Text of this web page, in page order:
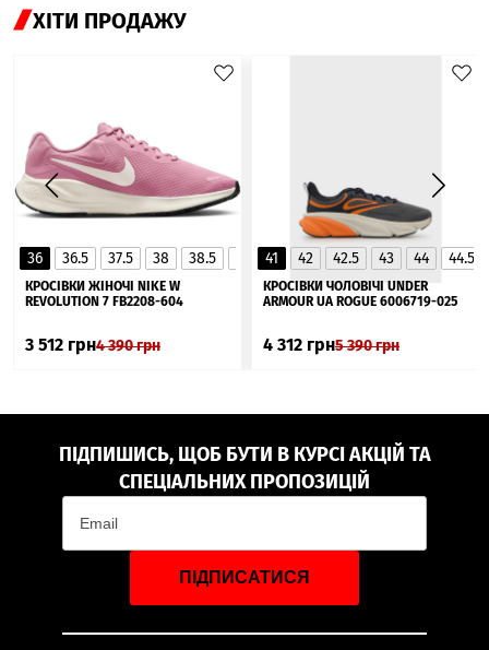
ХІТИ ПРОДАЖУ
36 36.5 37.5 38 38.5 40 40.5
41
▲
КРОСІВКИ ЖІНОЧІ NIKE W
REVOLUTION 7 FB2208-604
3 512 грн4 390грн
41 42 42.5 43 44 44.5
КРОСІВКИ ЧОЛОВІЧІ UNDER
ARMOUR UA ROGUE 6006719-025
4 312 грн5 390грн
ПІДПИШИСЬ, ЩОБ БУТИ В КУРСІ АКЦІЙ ТА
СПЕЦІАЛЬНИХ ПРОПОЗИЦІЙ
ПІДПИСАТИСЯ